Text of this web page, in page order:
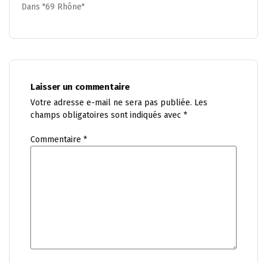
Dans "69 Rhône"
Laisser un commentaire
Votre adresse e-mail ne sera pas publiée. Les
champs obligatoires sont indiqués avec *
Commentaire *